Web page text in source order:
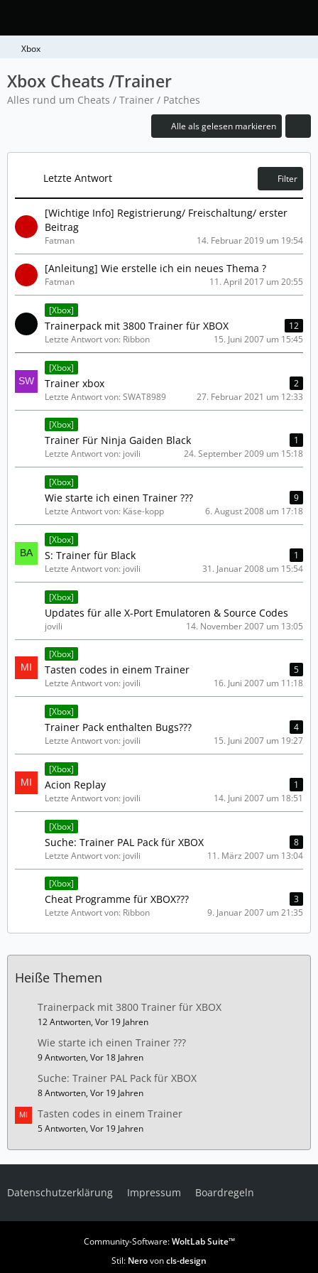
Xbox
Xbox Cheats /Trainer
Alles rund um Cheats / Trainer / Patches
Alle als gelesen markieren
Letzte Antwort Filter
[Wichtige Info] Registrierung/ Freischaltung/ erster
Beitrag
Fatman 14. Februar 2019 um 19:54
[Anleitung] Wie erstelle ich ein neues Thema ?
Fatman 11. April 2017 um 20:55
[Xbox]
Trainerpack mit 3800 Trainer für XBOX
12
Letzte Antwort von: Ribbon
15. Juni 2007 um 15:45
[Xbox]
Trainer xbox
2
Letzte Antwort von: SWAT8989
27. Februar 2021 um 12:33
[Xbox]
Trainer Für Ninja Gaiden Black
1
Letzte Antwort von: jovili
24. September 2009 um 15:18
[Xbox]
Wie starte ich einen Trainer ???
9
Letzte Antwort von: Käse-kopp
6. August 2008 um 17:18
[Xbox]
S: Trainer für Black
1
Letzte Antwort von: jovili
31. Januar 2008 um 15:54
[Xbox]
Updates für alle X-Port Emulatoren & Source Codes
jovili 14. November 2007 um 13:05
[Xbox]
Tasten codes in einem Trainer
5
Letzte Antwort von: jovili
16. Juni 2007 um 11:18
[Xbox]
Trainer Pack enthalten Bugs???
4
Letzte Antwort von: jovili
15. Juni 2007 um 19:27
[Xbox]
Acion Replay
1
Letzte Antwort von: jovili
14. Juni 2007 um 18:51
[Xbox]
Suche: Trainer PAL Pack für XBOX
8
Letzte Antwort von: jovili
11. März 2007 um 13:04
[Xbox]
Cheat Programme für XBOX???
3
Letzte Antwort von: Ribbon
9. Januar 2007 um 21:35
Heiße Themen
Trainerpack mit 3800 Trainer für XBOX
12 Antworten, Vor 19 Jahren
Wie starte ich einen Trainer ???
9 Antworten, Vor 18 Jahren
Suche: Trainer PAL Pack für XBOX
8 Antworten, Vor 19 Jahren
Tasten codes in einem Trainer
5 Antworten, Vor 19 Jahren
Datenschutzerklärung Impressum Boardregeln
Community-Software:WoltLab Suite™
Stil: Nerovoncls-design